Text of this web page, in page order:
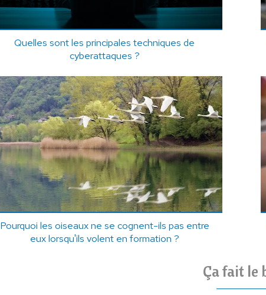
Quelles sont les principales techniques de
cyberattaques ?
Pourquoi les oiseaux ne se cognent-ils pas entre
eux lorsqu'ils volent en formation ?
Ça fait le